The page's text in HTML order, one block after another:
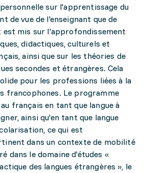
sur l'apprentissage du
de vue de l'enseignant que de
est mis sur l'approfondissement
didactiques, culturels et
ainsi que sur les théories de
secondes et étrangères. Cela
pour les professions liées à la
francophones. Le programme
français en tant que langue à
ainsi qu'en tant que langue
ce qui est
dans un contexte de mobilité
dans le domaine d'études «
des langues étrangères », le